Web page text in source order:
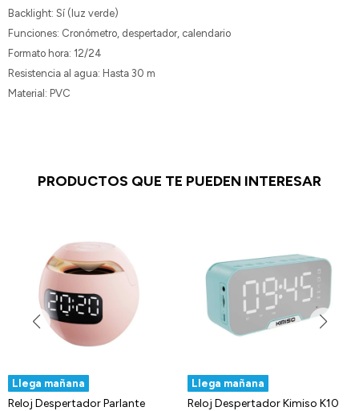
Backlight: Sí (luz verde)
Funciones: Cronómetro, despertador, calendario
Formato hora: 12/24
Resistencia al agua: Hasta 30 m
Material: PVC
PRODUCTOS QUE TE PUEDEN INTERESAR
Llega mañana
Reloj Despertador Parlante
Llega mañana
Reloj Despertador Kimiso K10